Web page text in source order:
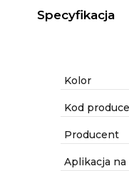
Specyfikacja
Kolor
Kod
Producent
Aplikacja